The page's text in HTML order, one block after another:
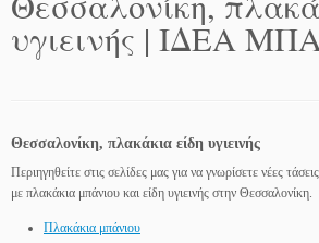
υγιεινής | ΙΔΕΑ
Θεσσαλονίκη, πλακάκια είδη υγιεινής
Περιηγηθείτε στις σελίδες μας για να γνωρίσετε νέες
με πλακάκια μπάνιου και είδη υγιεινής στην Θεσσαλονίκη.
Πλακάκια μπάνιου